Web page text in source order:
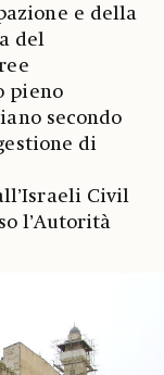
e della
del
pieno
secondo
di
Civil
l’Autorità